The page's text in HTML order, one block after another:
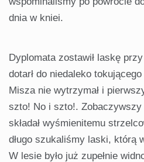
dnia w kniei.
Dyplomata zostawił laskę
dotarł do niedaleko tokującego
Misza nie wytrzymał i
szto! No i szto!.
składał wyśmienitemu
długo szukaliśmy laski, którą
W lesie było już zupełnie